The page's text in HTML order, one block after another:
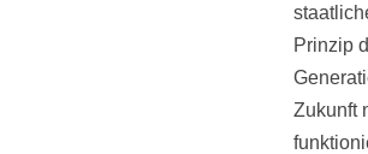
Prinzip
Zukunft